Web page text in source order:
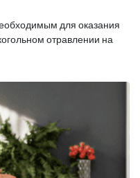
для оказания
отравлении на